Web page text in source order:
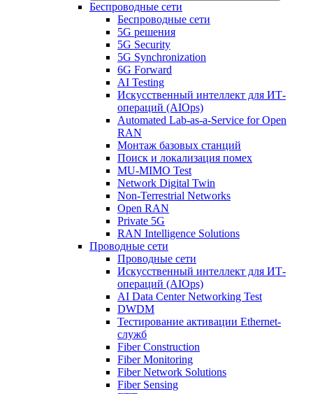
Беспроводные сети
Беспроводные сети
5G решения
5G Security
5G Synchronization
6G Forward
AI Testing
Искусственный интеллект для ИТ-
операций (AIOps)
Automated Lab-as-a-Service for Open
RAN
Монтаж базовых станций
Поиск и локализация помех
MU-MIMO Test
Network Digital Twin
Non-Terrestrial Networks
Open RAN
Private 5G
RAN Intelligence Solutions
Проводные сети
Проводные сети
Искусственный интеллект для ИТ-
операций (AIOps)
AI Data Center Networking Test
DWDM
Тестирование активации Ethernet-
служб
Fiber Construction
Fiber Monitoring
Fiber Network Solutions
Fiber Sensing